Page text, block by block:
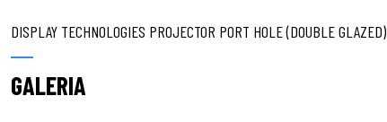
DISPLAY TECHNOLOGIES PROJECTOR PORT HOLE (DOUBLE GLAZED)
GALERIA